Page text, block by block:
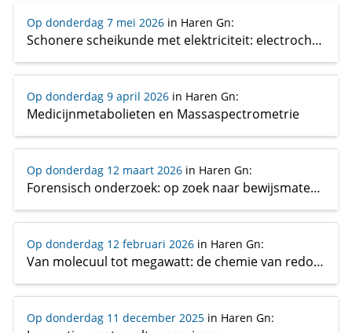
Op donderdag 7 mei 2026in Haren Gn:
Schonere scheikunde met elektriciteit: electrochemische oxidatie reacties
Op donderdag 9 april 2026in Haren Gn:
Medicijnmetabolieten en Massaspectrometrie
Op donderdag 12 maart 2026in Haren Gn:
Forensisch onderzoek: op zoek naar bewijsmateriaal van een chemische aanval
Op donderdag 12 februari 2026in Haren Gn:
Van molecuul tot megawatt: de chemie van redox flow batterijen
Op donderdag 11 december 2025in Haren Gn: